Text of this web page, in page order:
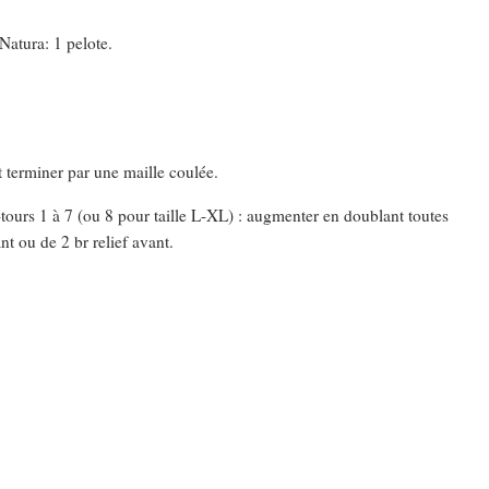
1 pelote.
par une maille coulée.
1 à 7 (ou 8 pour taille L-XL) : augmenter en doublant toutes
ou de 2 br relief avant.